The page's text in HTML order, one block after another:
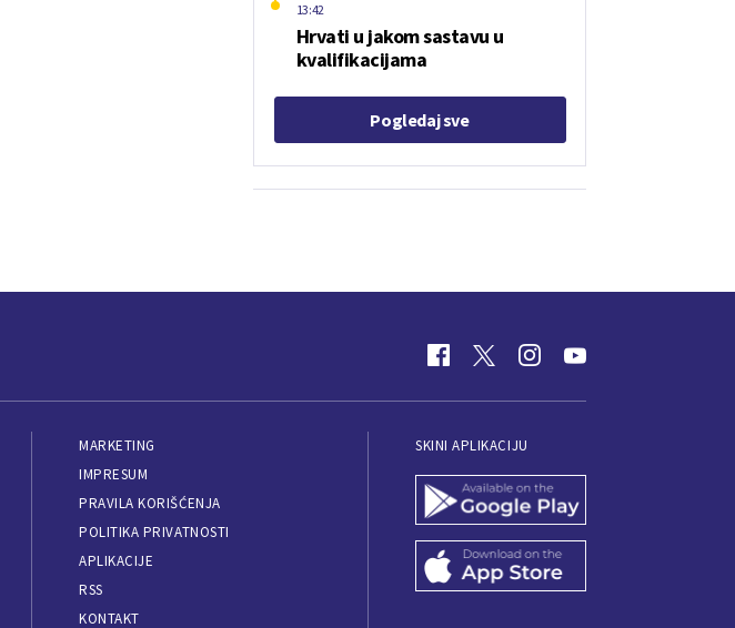
Hrvati u jakom sastavu u
kvalifikacijama
13:42
Pogledaj sve
MARKETING
IMPRESUM
PRAVILA KORIŠĆENJA
POLITIKA PRIVATNOSTI
APLIKACIJE
RSS
KONTAKT
SKINI APLIKACIJU